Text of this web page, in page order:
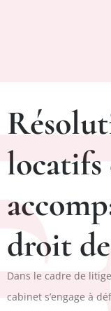
locatifs
droit
Dans le cadre de
cabinet s’engage à